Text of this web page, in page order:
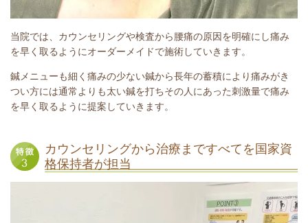
当院では、カウンセリングや検査から腰痛の原因を明確にし痛み
を早く取るようにオーダーメイドで施術していきます。
鍼メニューも細く痛みの少ない鍼から長年の蓄積により痛みがき
つい方には通常よりも太い鍼を打ちその人にあった刺激量で痛み
を早く取るように提案していきます。
カウンセリングから治療まですべてを国家資
格保持者が担当